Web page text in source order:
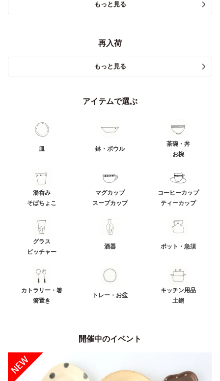
もっと見る
再入荷
もっと見る
アイテムで選ぶ
皿 鉢・ボウル
茶碗・丼
お椀
湯呑み
そばちょこ
マグカップ
スープカップ
コーヒーカップ
ティーカップ
グラス
ピッチャー
酒器 ポット・急須
カトラリー・箸
箸置き
トレー・お盆
キッチン用品
土鍋
開催中のイベント